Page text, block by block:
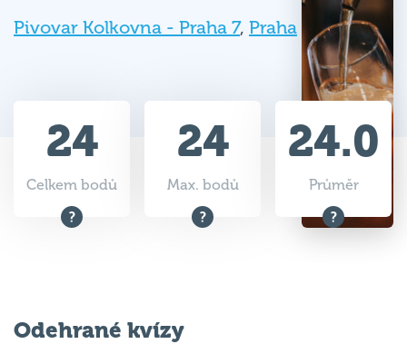
Pivovar Kolkovna - Praha 7, Praha
24
Celkem bodů
24
Max. bodů
24.0
Průměr
Odehrané kvízy